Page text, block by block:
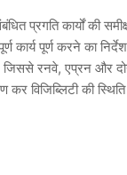
प्रगति कार्यों की
कार्य पूर्ण करने का
जिससे रनवे, एप्रन और
कर विजिब्लिटी की